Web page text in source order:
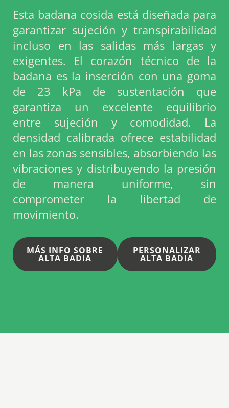
Esta badana cosida está diseñada para
garantizar sujeción y transpirabilidad
incluso en las salidas más largas y
exigentes. El corazón técnico de la
badana es la inserción con una goma
de 23 kPa de sustentación que
garantiza un excelente equilibrio
entre sujeción y comodidad. La
densidad calibrada ofrece estabilidad
en las zonas sensibles, absorbiendo las
vibraciones y distribuyendo la presión
de manera uniforme, sin
comprometer la libertad de
movimiento.
MÁS INFO SOBRE
ALTA BADIA
PERSONALIZAR
ALTA BADIA